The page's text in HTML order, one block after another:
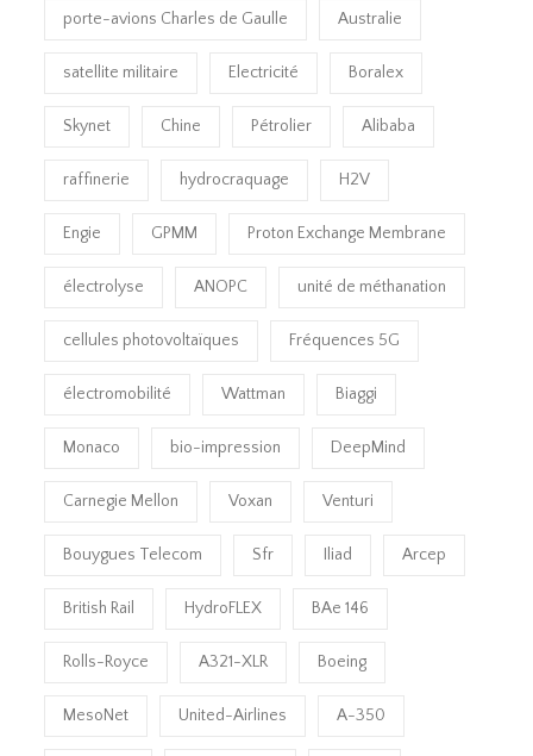
porte-avions Charles de Gaulle Australie
satellite militaire Electricité Boralex
Skynet Chine Pétrolier Alibaba
raffinerie hydrocraquage H2V
Engie GPMM Proton Exchange Membrane
électrolyse ANOPC unité de méthanation
cellules photovoltaïques Fréquences 5G
électromobilité Wattman Biaggi
Monaco bio-impression DeepMind
Carnegie Mellon Voxan Venturi
Bouygues Telecom Sfr Iliad Arcep
British Rail HydroFLEX BAe 146
Rolls-Royce A321-XLR Boeing
MesoNet United-Airlines A-350